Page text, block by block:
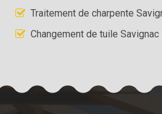
Traitement de charpente
Changement de tuile